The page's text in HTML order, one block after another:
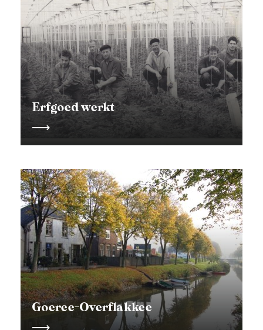
Erfgoed werkt
Goeree-Overflakkee